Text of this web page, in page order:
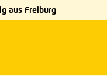
aus Freiburg